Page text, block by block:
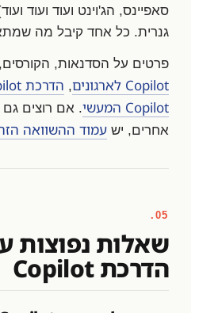
סאפיינס, הג'וינט ועוד ועוד
גנרית. כל אחד קיבל מה
פרטים על הסדנאות,
Copilot לארגונים
, הדרכת Microsoft Copilot
Copilot המעשי
אחרים, יש עמוד ההשוואה
05.
שאלות נפוצות
הדרכת Copilot